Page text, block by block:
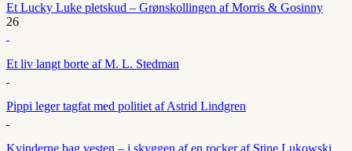
Et Lucky Luke pletskud – Grønskollingen af Morris & Gosinny
26
Et liv langt borte af M. L. Stedman
Pippi leger tagfat med politiet af Astrid Lindgren